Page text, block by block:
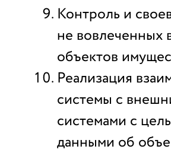
Контроль и
не вовлеченных
объектов
Реализация
системы с
системами с
данными об